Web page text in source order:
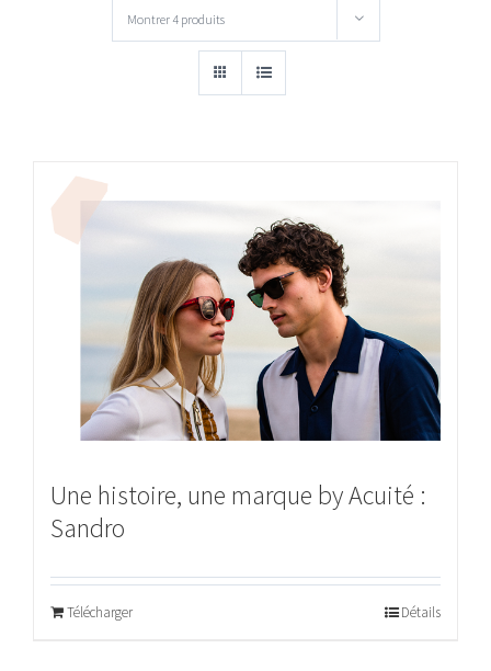
Montrer 4 produits
Une histoire, une marque by Acuité :
Sandro
Télécharger Détails